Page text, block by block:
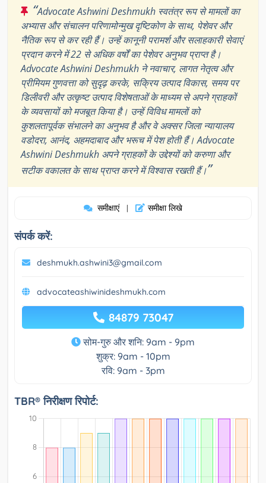
“Advocate Ashwini Deshmukh स्वतंत्र रूप से मामलों का
अभ्यास और संचालन परिणामोन्मुख दृष्टिकोण के साथ, पेशेवर और
नैतिक रूप से कर रही हैं। उन्हें कानूनी परामर्श और सलाहकारी सेवाएं
प्रदान करने में 22 से अधिक वर्षों का पेशेवर अनुभव प्राप्त है।
Advocate Ashwini Deshmukh ने नवाचार, लागत नेतृत्व और
प्रीमियम गुणवत्ता को सुदृढ़ करके, सक्रिय उत्पाद विकास, समय पर
डिलीवरी और उत्कृष्ट उत्पाद विशेषताओं के माध्यम से अपने ग्राहकों
के व्यवसायों को मजबूत किया है। उन्हें विविध मामलों को
कुशलतापूर्वक संभालने का अनुभव है और वे अक्सर जिला न्यायालय
वडोदरा, आनंद, अहमदाबाद और भरूच में पेश होती हैं। Advocate
Ashwini Deshmukh अपने ग्राहकों के उद्देश्यों को करुणा और
सटीक वकालत के साथ प्राप्त करने में विश्वास रखती हैं।”
समीक्षाएं | समीक्षा लिखे
संपर्क करें:
deshmukh.ashwini3@gmail.com
advocateashiwinideshmukh.com
84879 73047
सोम-गुरु और शनि: 9am - 9pm
शुक्र: 9am - 10pm
रवि: 9am - 3pm
TBR® निरीक्षण रिपोर्ट: